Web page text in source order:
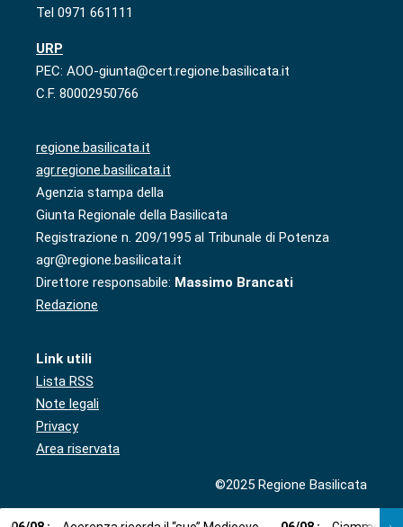
Tel 0971 661111
URP
PEC: AOO-giunta@cert.regione.basilicata.it
C.F. 80002950766
regione.basilicata.it
agr.regione.basilicata.it
Agenzia stampa della
Giunta Regionale della Basilicata
Registrazione n. 209/1995 al Tribunale di Potenza
agr@regione.basilicata.it
Direttore responsabile: Massimo Brancati
Redazione
Link utili
Lista RSS
Note legali
Privacy
Area riservata
©2025 Regione Basilicata